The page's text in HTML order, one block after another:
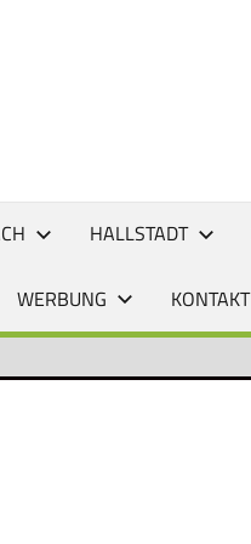
HALLSTADT
WERBUNG KONTAKT